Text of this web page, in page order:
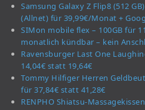
Samsung Galaxy Z Flip8 (512
(Allnet) für 39,99€/Monat +
SIMon mobile flex – 100GB für
monatlich kündbar – kein
Ravensburger Last One
14,04€ statt 19,64€
Tommy Hilfiger Herren
für 37,84€ statt 41,28€
RENPHO Shiatsu-